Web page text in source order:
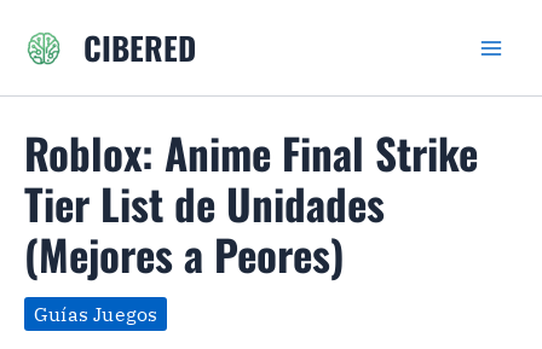
CIBERED
Roblox: Anime Final Strike
Tier List de Unidades
(Mejores a Peores)
Guías Juegos